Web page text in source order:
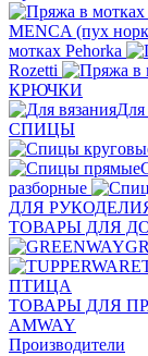
MENCA (пух
мотках Pehorka
Rozetti
КРЮЧКИ
Для
СПИЦЫ
разборные
ДЛЯ
ТОВАРЫ ДЛЯ
ПТИЦА
ТОВАРЫ ДЛЯ
AMWAY
Производители